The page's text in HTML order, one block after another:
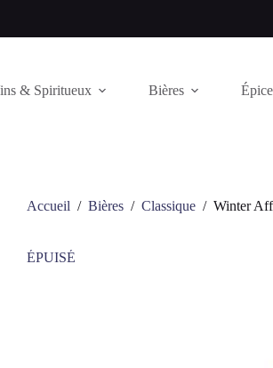
& Spiritueux Bières
Accueil / Bières / Classique / Winter
ÉPUISÉ